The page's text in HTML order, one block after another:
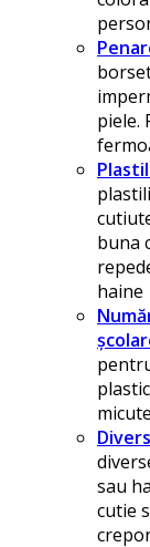
piele.
buna
haine
sau
cutie